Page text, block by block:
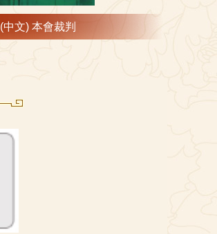
(中文) 本會裁判